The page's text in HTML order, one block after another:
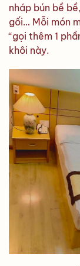
nháp bún bề
gối… Mỗi món
“gọi thêm 1
khôi này.